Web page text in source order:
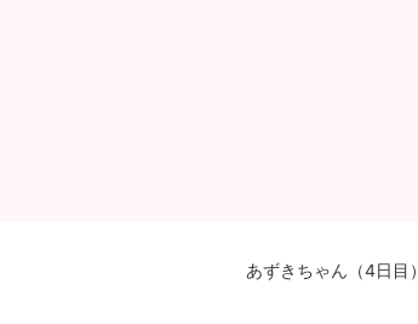
あずきちゃん（4日目）